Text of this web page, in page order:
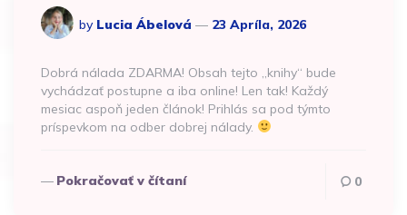
by Lucia Ábelová 23 Apríla, 2026
Dobrá nálada ZDARMA! Obsah tejto „knihy“ bude
vychádzať postupne a iba online! Len tak! Každý
mesiac aspoň jeden článok! Prihlás sa pod týmto
príspevkom na odber dobrej nálady.
Pokračovať v čítaní 0